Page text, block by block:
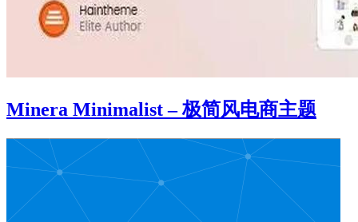
Minera Minimalist – 极简风电商主题